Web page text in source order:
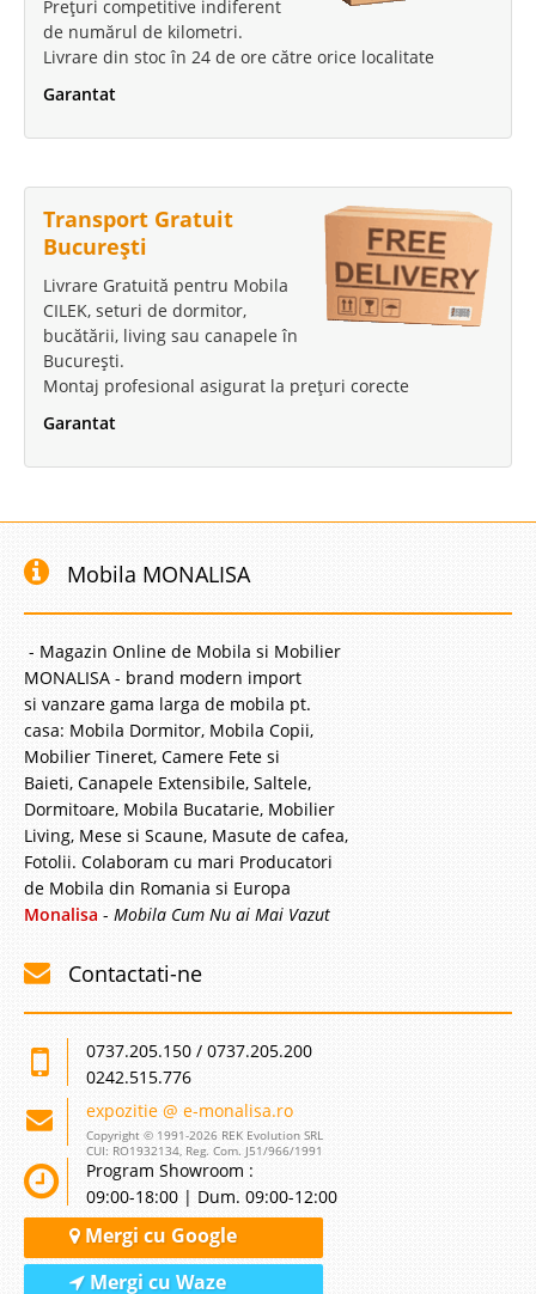
Prețuri competitive indiferent
de numărul de kilometri.
Livrare din stoc în 24 de ore către orice localitate
Garantat
Transport Gratuit
București
Livrare Gratuită pentru Mobila
CILEK, seturi de dormitor,
bucătării, living sau canapele în
București.
Montaj profesional asigurat la prețuri corecte
Garantat
Mobila MONALISA
- Magazin Online de Mobila si Mobilier
MONALISA - brand modern import
si vanzare gama larga de mobila pt.
casa: Mobila Dormitor, Mobila Copii,
Mobilier Tineret, Camere Fete si
Baieti, Canapele Extensibile, Saltele,
Dormitoare, Mobila Bucatarie, Mobilier
Living, Mese si Scaune, Masute de cafea,
Fotolii. Colaboram cu mari Producatori
de Mobila din Romania si Europa
Monalisa - Mobila Cum Nu ai Mai Vazut
Contactati-ne
0737.205.150 / 0737.205.200
0242.515.776
expozitie @ e-monalisa.ro
Copyright © 1991-2026 REK Evolution SRL
CUI: RO1932134, Reg. Com. J51/966/1991
Program Showroom :
09:00-18:00 | Dum. 09:00-12:00
Mergi cu Google
Mergi cu Waze